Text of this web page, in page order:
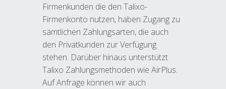
Firmenkunden die den Talixo-
Firmenkonto nutzen, haben Zugang zu
sämtlichen Zahlungsarten, die auch
den Privatkunden zur Verfügung
stehen. Darüber hinaus unterstützt
Talixo Zahlungsmethoden wie AirPlus.
Auf Anfrage können wir auch